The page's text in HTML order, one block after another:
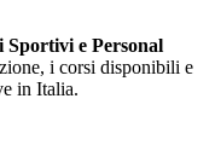
e Personal
i corsi disponibili e
in Italia.